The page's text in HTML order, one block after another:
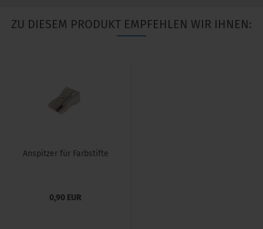
ZU DIESEM PRODUKT EMPFEHLEN WIR IHNEN:
Anspitzer für Farbstifte
0,90 EUR